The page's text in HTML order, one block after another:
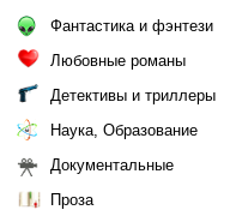
Фантастика и фэнтези
Любовные романы
Детективы и триллеры
Наука, Образование
Документальные
Проза